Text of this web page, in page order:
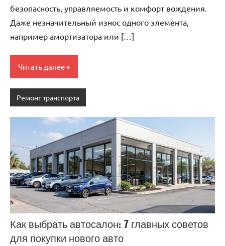
безопасность, управляемость и комфорт вождения.
Даже незначительный износ одного элемента,
например амортизатора или […]
Читать далее
Ремонт транспорта
Как выбрать автосалон: 7 главных советов
для покупки нового авто